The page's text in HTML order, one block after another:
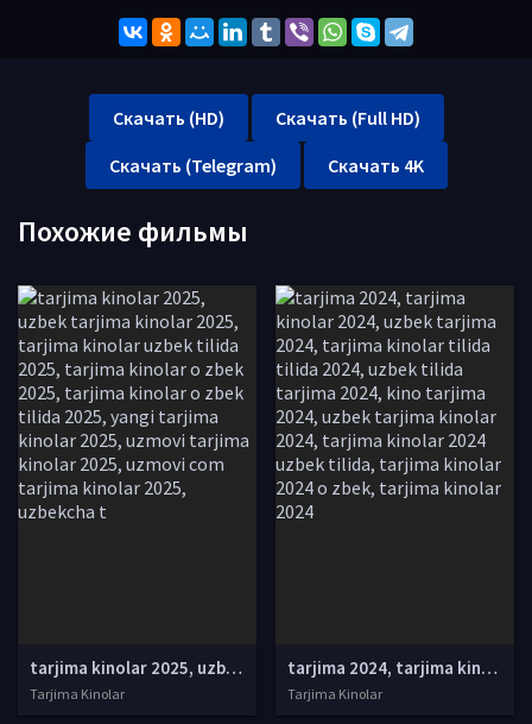
Скачать (HD)
Скачать (Full HD)
Скачать (Telegram)
Скачать 4K
Похожие фильмы
tarjima kinolar 2025, uzbek tarjima kinolar 2025, tarjima kinolar uzbek tilida 2025, tarjima kinolar o zbek 2025, tarjima kinolar o zbek tilida 2025, yangi tarjima kinolar 2025, uzmovi tarjima kinolar 2025, uzmovi com tarjima kinolar 2025, uzbekcha t
Tarjima Kinolar
tarjima 2024, tarjima kinolar 2024, uzbek tarjima 2024, tarjima kinolar tilida tilida 2024, uzbek tilida tarjima 2024, kino tarjima 2024, uzbek tarjima kinolar 2024, tarjima kinolar 2024 uzbek tilida, tarjima kinolar 2024 o zbek, tarjima kinolar 2024
Tarjima Kinolar